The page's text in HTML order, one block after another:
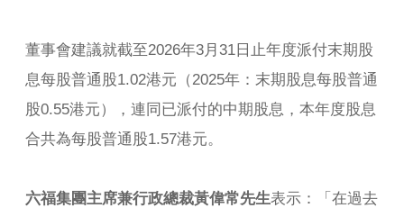
董事會建議就截至2026年3月31日止年度派付末期股
息每股普通股1.02港元（2025年：末期股息每股普通
股0.55港元），連同已派付的中期股息，本年度股息
合共為每股普通股1.57港元。
六福集團主席兼行政總裁黃偉常先生表示：「在過去